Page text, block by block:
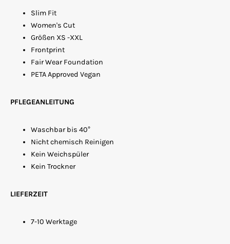
Slim Fit
Women's Cut
Größen XS -XXL
Frontprint
Fair Wear Foundation
PETA Approved Vegan
PFLEGEANLEITUNG
Waschbar bis 40°
Nicht chemisch Reinigen
Kein Weichspüler
Kein Trockner
LIEFERZEIT
7-10 Werktage